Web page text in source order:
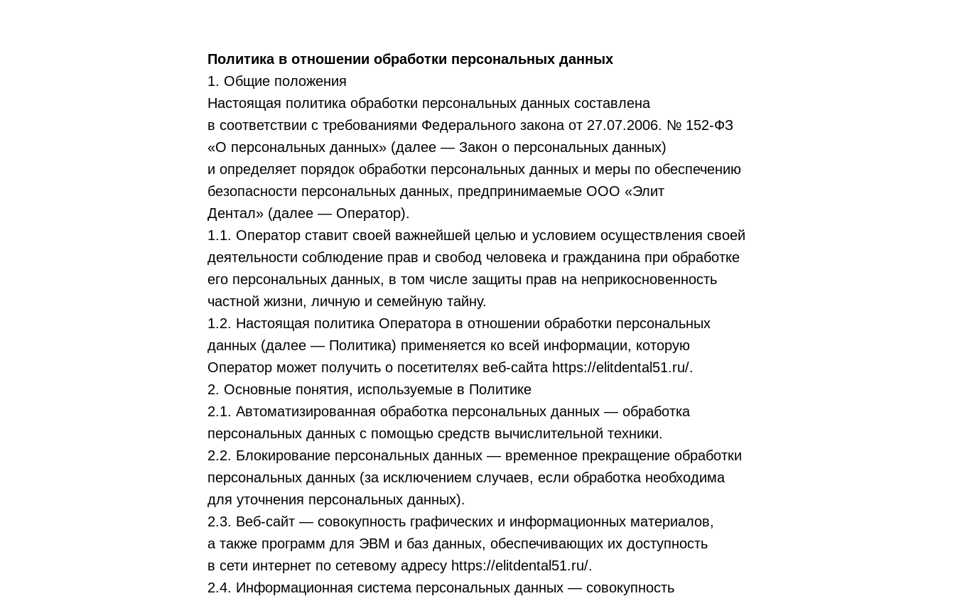
Политика в отношении обработки персональных данных
1. Общие положения
Настоящая политика обработки персональных данных составлена
в соответствии с требованиями Федерального закона от 27.07.2006. № 152-ФЗ
«О персональных данных» (далее — Закон о персональных данных)
и определяет порядок обработки персональных данных и меры по обеспечению
безопасности персональных данных, предпринимаемые ООО «Элит
Дентал» (далее — Оператор).
1.1. Оператор ставит своей важнейшей целью и условием осуществления своей
деятельности соблюдение прав и свобод человека и гражданина при обработке
его персональных данных, в том числе защиты прав на неприкосновенность
частной жизни, личную и семейную тайну.
1.2. Настоящая политика Оператора в отношении обработки персональных
данных (далее — Политика) применяется ко всей информации, которую
Оператор может получить о посетителях веб-сайта https://elitdental51.ru/.
2. Основные понятия, используемые в Политике
2.1. Автоматизированная обработка персональных данных — обработка
персональных данных с помощью средств вычислительной техники.
2.2. Блокирование персональных данных — временное прекращение обработки
персональных данных (за исключением случаев, если обработка необходима
для уточнения персональных данных).
2.3. Веб-сайт — совокупность графических и информационных материалов,
а также программ для ЭВМ и баз данных, обеспечивающих их доступность
в сети интернет по сетевому адресу https://elitdental51.ru/.
2.4. Информационная система персональных данных — совокупность